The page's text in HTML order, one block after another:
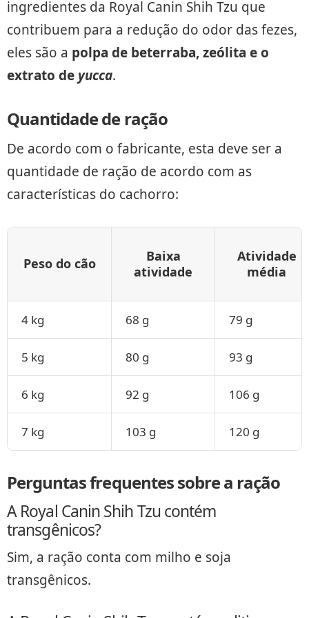
ingredientes da Royal Canin Shih Tzu que
contribuem para a redução do odor das fezes,
eles são a polpa de beterraba, zeólita e o
extrato de yucca.
Quantidade de ração
De acordo com o fabricante, esta deve ser a
quantidade de ração de acordo com as
características do cachorro:
Peso do cão
Baixa
atividade
Atividade
média
4 kg 68 g 79 g
5 kg 80 g 93 g
6 kg 92 g 106 g
7 kg 103 g 120 g
Perguntas frequentes sobre a ração
A Royal Canin Shih Tzu contém
transgênicos?
Sim, a ração conta com milho e soja
transgênicos.